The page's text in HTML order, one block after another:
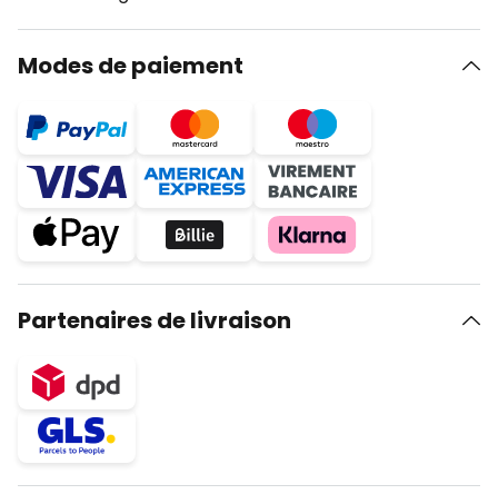
Modes de paiement
Partenaires de livraison